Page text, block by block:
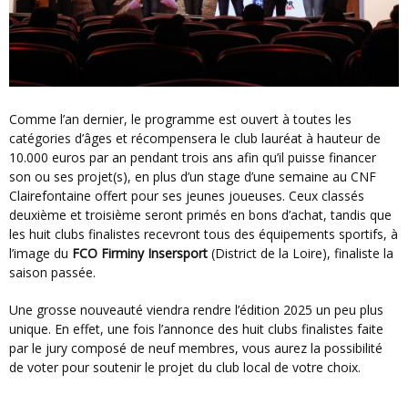
Comme l’an dernier, le programme est ouvert à toutes les
catégories d’âges et récompensera le club lauréat à hauteur de
10.000 euros par an pendant trois ans afin qu’il puisse financer
son ou ses projet(s), en plus d’un stage d’une semaine au CNF
Clairefontaine offert pour ses jeunes joueuses. Ceux classés
deuxième et troisième seront primés en bons d’achat, tandis que
les huit clubs finalistes recevront tous des équipements sportifs, à
l’image du FCO Firminy Insersport (District de la Loire), finaliste la
saison passée.
Une grosse nouveauté viendra rendre l’édition 2025 un peu plus
unique. En effet, une fois l’annonce des huit clubs finalistes faite
par le jury composé de neuf membres, vous aurez la possibilité
de voter pour soutenir le projet du club local de votre choix.